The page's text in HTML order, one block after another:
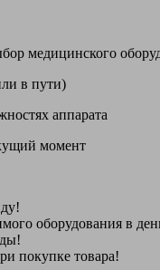
медицинского
в пути)
аппарата
момент
оборудования в
покупке товара!